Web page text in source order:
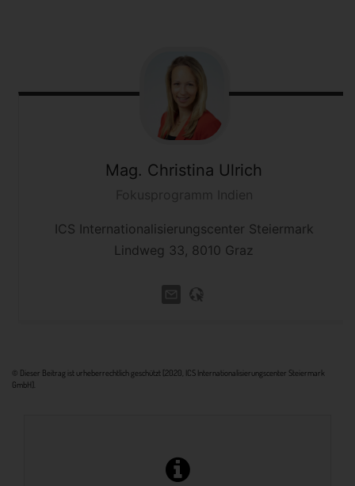
Mag. Christina Ulrich
Fokusprogramm Indien
ICS Internationalisierungscenter Steiermark
Lindweg 33, 8010 Graz
© Dieser Beitrag ist urheberrechtlich geschützt [2020, ICS Internationalisierungscenter Steiermark
GmbH].